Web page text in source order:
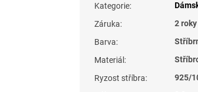
Kategorie:
Záruka:
2 roky
Barva:
Materiál :
Ryzost stříbra:
925/